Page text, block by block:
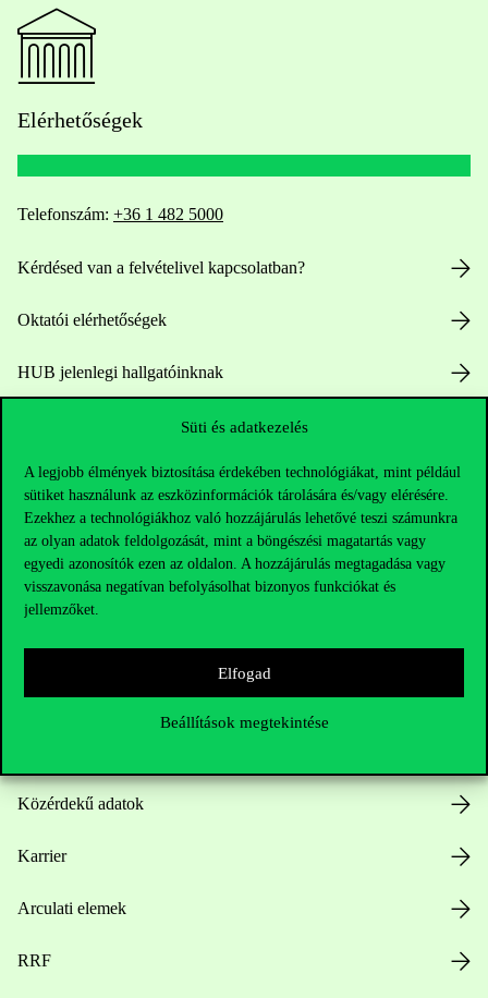
Süti és adatkezelés
A legjobb élmények biztosítása érdekében technológiákat, mint például
sütiket használunk az eszközinformációk tárolására és/vagy elérésére.
Ezekhez a technológiákhoz való hozzájárulás lehetővé teszi számunkra
az olyan adatok feldolgozását, mint a böngészési magatartás vagy
egyedi azonosítók ezen az oldalon. A hozzájárulás megtagadása vagy
visszavonása negatívan befolyásolhat bizonyos funkciókat és
jellemzőket.
Elfogad
Beállítások megtekintése
Elérhetőségek
Telefonszám: +36 1 482 5000
Kérdésed van a felvételivel kapcsolatban?
Oktatói elérhetőségek
HUB jelenlegi hallgatóinknak
press@uni-corvinus.hu
Hasznos linkek
Nyitvatartás
Közérdekű adatok
Karrier
Arculati elemek
RRF